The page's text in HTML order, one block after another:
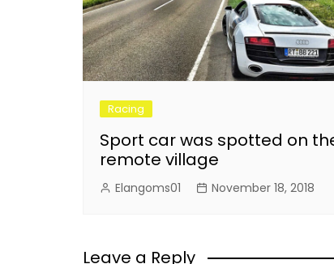
Racing
Sport car was spotted on
remote village
Elangoms01 November 18, 2018
Leave a Reply